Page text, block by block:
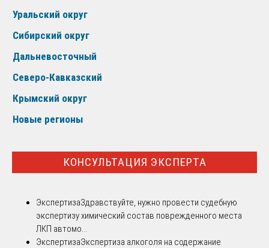
Уральский округ
Сибирский округ
Дальневосточный
Северо-Кавказский
Крымский округ
Новые регионы
КОНСУЛЬТАЦИЯ ЭКСПЕРТА
ЭкспертизаЗдравствуйте, нужно провести судебную
экспертизу химический состав поврежденного места
ЛКП автомо...
ЭкспертизаЭкспертиза алкоголя на содержание